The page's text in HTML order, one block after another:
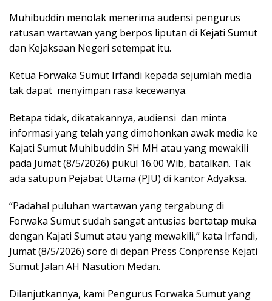
Muhibuddin menolak menerima audensi pengurus
ratusan wartawan yang berpos liputan di Kejati Sumut
dan Kejaksaan Negeri setempat itu.
Ketua Forwaka Sumut Irfandi kepada sejumlah media
tak dapat menyimpan rasa kecewanya.
Betapa tidak, dikatakannya, audiensi dan minta
informasi yang telah yang dimohonkan awak media ke
Kajati Sumut Muhibuddin SH MH atau yang mewakili
pada Jumat (8/5/2026) pukul 16.00 Wib, batalkan. Tak
ada satupun Pejabat Utama (PJU) di kantor Adyaksa.
“Padahal puluhan wartawan yang tergabung di
Forwaka Sumut sudah sangat antusias bertatap muka
dengan Kajati Sumut atau yang mewakili,” kata Irfandi,
Jumat (8/5/2026) sore di depan Press Conprense Kejati
Sumut Jalan AH Nasution Medan.
Dilanjutkannya, kami Pengurus Forwaka Sumut yang